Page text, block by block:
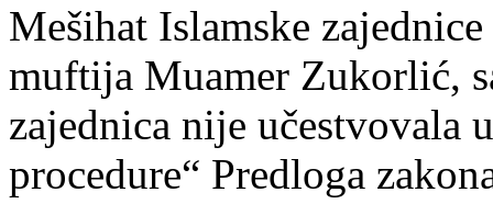
Mešihat Islamske
muftija Muamer Zukorlić,
zajednica nije učestvovala
procedure“ Predloga